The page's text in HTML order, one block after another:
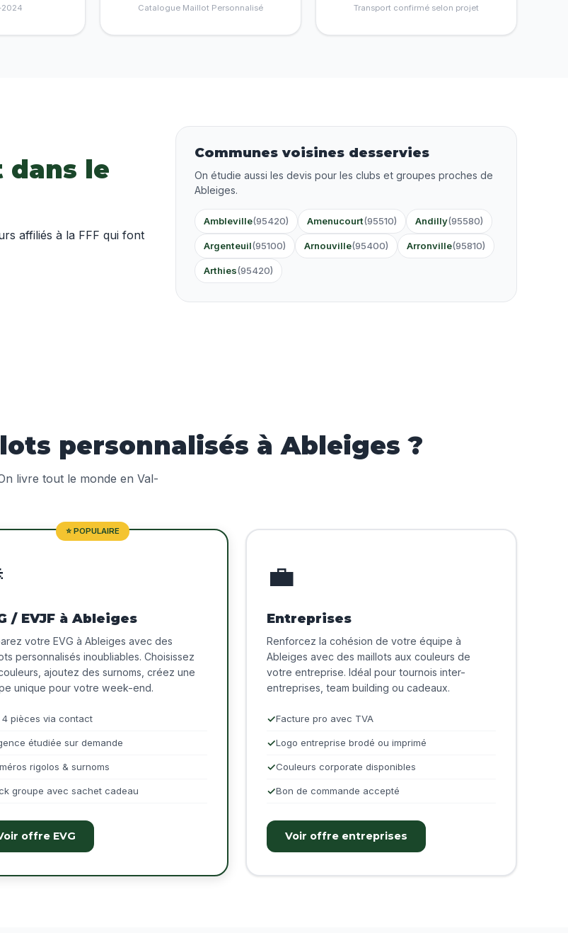
Catalogue Maillot Personnalisé Transport confirmé selon projet
dans le
affiliés à la FFF qui font
Communes voisines desservies
On étudie aussi les devis pour les clubs et groupes proches de
Ableiges.
Ambleville(95420) Amenucourt(95510) Andilly(95580)
Argenteuil(95100) Arnouville(95400) Arronville(95810)
Arthies(95420)
personnalisés à Ableiges ?
livre tout le monde en Val-
⭐ POPULAIRE
/ EVJF à Ableiges
votre EVG à Ableiges avec des
personnalisés inoubliables. Choisissez
ajoutez des surnoms, créez une
unique pour votre week-end.
4 pièces via contact
étudiée sur demande
rigolos & surnoms
groupe avec sachet cadeau
offre EVG
💼
Entreprises
Renforcez la cohésion de votre équipe à
Ableiges avec des maillots aux couleurs de
votre entreprise. Idéal pour tournois inter-
entreprises, team building ou cadeaux.
Facture pro avec TVA
Logo entreprise brodé ou imprimé
Couleurs corporate disponibles
Bon de commande accepté
Voir offre entreprises